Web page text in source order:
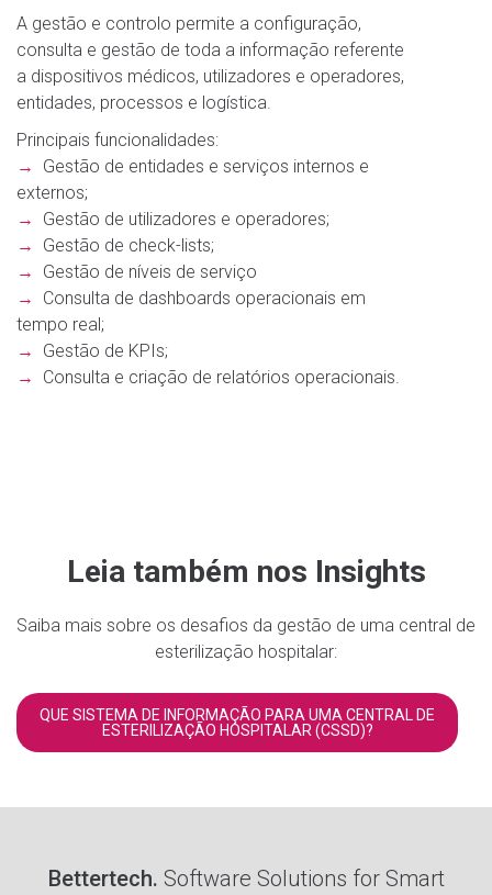
A gestão e controlo permite a configuração,
consulta e gestão de toda a informação referente
a dispositivos médicos, utilizadores e operadores,
entidades, processos e logística.
Principais funcionalidades:
→
Gestão de entidades e serviços internos e
externos;
→
Gestão de utilizadores e operadores;
→
Gestão de check-lists;
→
Gestão de níveis de serviço
→
Consulta de dashboards operacionais em
tempo real;
→
Gestão de KPIs;
→
Consulta e criação de relatórios operacionais.
Leia também nos Insights
Saiba mais sobre os desafios da gestão de uma central de
esterilização hospitalar:
QUE SISTEMA DE INFORMAÇÃO PARA UMA CENTRAL DE
ESTERILIZAÇÃO HOSPITALAR (CSSD)?
Bettertech. Software Solutions for Smart